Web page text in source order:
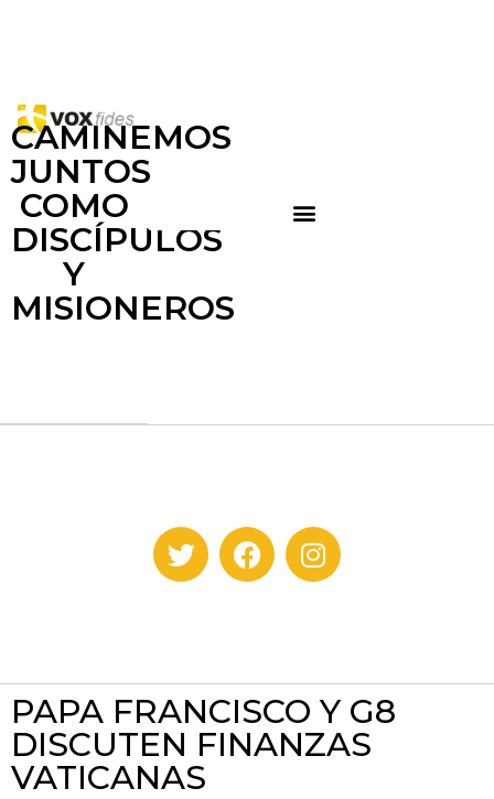
CAMINEMOS
JUNTOS
COMO
DISCÍPULOS
Y
MISIONEROS
PAPA FRANCISCO Y G8
DISCUTEN FINANZAS
VATICANAS